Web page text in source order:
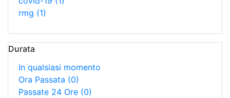
rmg (1)
Durata
In qualsiasi momento
Ora Passata (0)
Passate 24 Ore (0)